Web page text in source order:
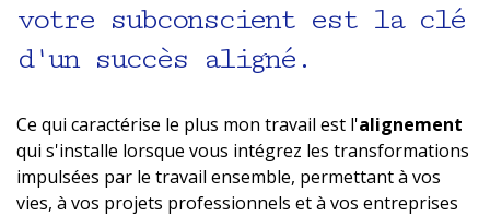
votre subconscient est la clé
d'un succès aligné.
Ce qui caractérise le plus mon travail est l'alignement
qui s'installe lorsque vous intégrez les transformations
impulsées par le travail ensemble, permettant à vos
vies, à vos projets professionnels et à vos entreprises